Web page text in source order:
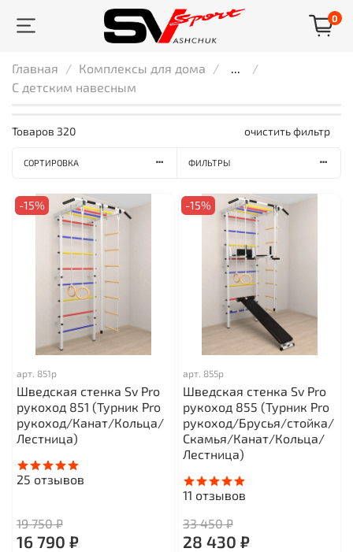
0
Главная Комплексы для дома
...
С детским навесным
Товаров 320 очистить фильтр
СОРТИРОВКА ФИЛЬТРЫ
-15%
арт. 851р
Шведская стенка Sv Pro
рукоход 851 (Турник Pro
рукоход/Канат/Кольца/
Лестница)
25 отзывов
19 750 ₽
16 790 ₽
-15%
арт. 855р
Шведская стенка Sv Pro
рукоход 855 (Турник Pro
рукоход/Брусья/стойка/
Скамья/Канат/Кольца/
Лестница)
11 отзывов
33 450 ₽
28 430 ₽